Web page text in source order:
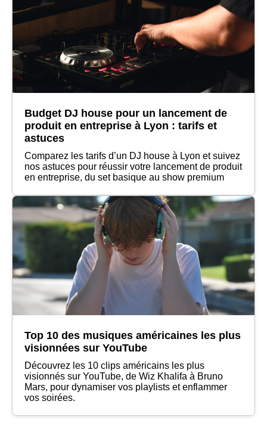
Budget DJ house pour un lancement de
produit en entreprise à Lyon : tarifs et
astuces
Comparez les tarifs d’un DJ house à Lyon et suivez
nos astuces pour réussir votre lancement de produit
en entreprise, du set basique au show premium
Top 10 des musiques américaines les plus
visionnées sur YouTube
Découvrez les 10 clips américains les plus
visionnés sur YouTube, de Wiz Khalifa à Bruno
Mars, pour dynamiser vos playlists et enflammer
vos soirées.